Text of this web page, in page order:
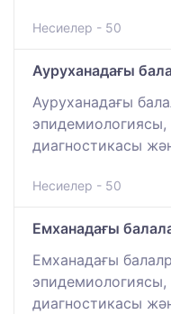
Несиелер - 50
Ауруханадағы
Ауруханадағы
диагностикасы
Несиелер - 50
Емханадағы
Емханадағы
диагностикасы